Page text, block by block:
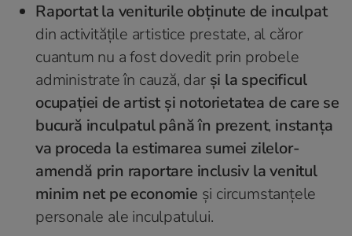
Raportat la veniturile obținute de inculpat
din activitățile artistice prestate, al căror
cuantum nu a fost dovedit prin probele
administrate în cauză, dar și la specificul
ocupației de artist și notorietatea de care se
bucură inculpatul până în prezent, instanța
va proceda la estimarea sumei zilelor-
amendă prin raportare inclusiv la venitul
minim net pe economie și circumstanțele
personale ale inculpatului.